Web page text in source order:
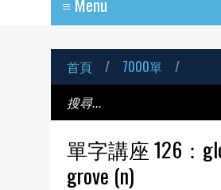
首頁 / 7000單 /
單字講座 126：
grove (n)